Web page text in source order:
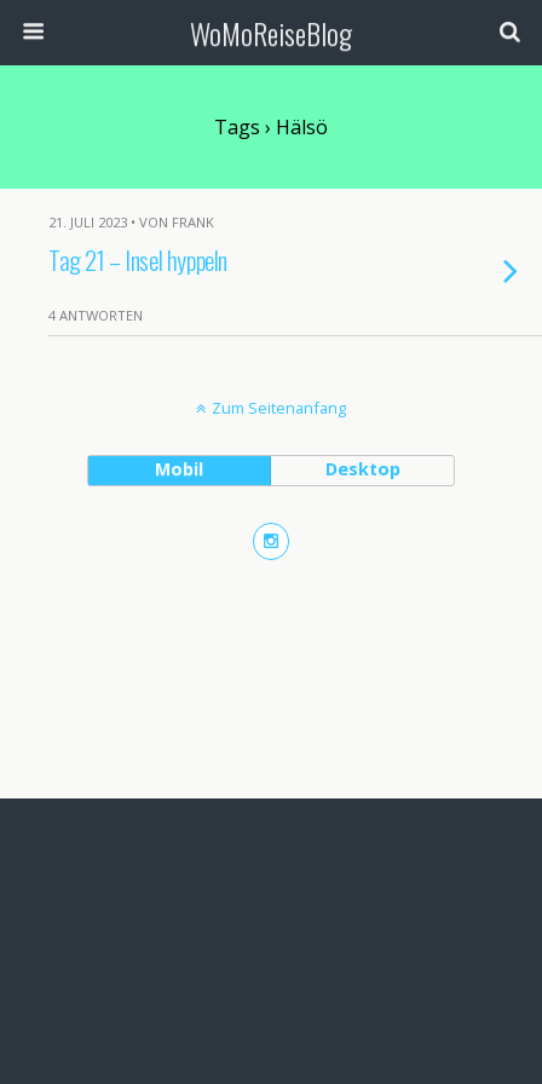
WoMoReiseBlog
Tags › Hälsö
21. JULI 2023 • VON FRANK
Tag 21 – Insel hyppeln
4 ANTWORTEN
Zum Seitenanfang
Mobil Desktop